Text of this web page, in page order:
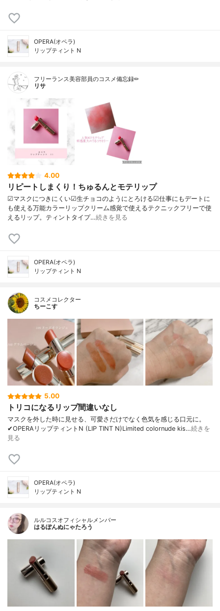
OPERA(オペラ)
リップティント N
フリーランス美容部員のコスメ備忘録✏︎
リサ
4.00
リピートしまくり！ちゅるんとモテリップ
☑︎マスクにつきにくい☑︎生チョコのようにとろける☑︎仕事にもデートに
も使える万能カラーリップクリーム感覚で使えるテクニックフリーで使
えるリップ。ティントタイプ…続きを見る
OPERA(オペラ)
リップティント N
コスメコレクター
ちーこす
5.00
トリコになるリップ間違いなし
マスクを外した時に見せる、可愛さだけでなく色気を感じる口元に。
✔︎OPERAリップティントN (LIP TINT N)Limited colornude kis…続きを
見る
OPERA(オペラ)
リップティント N
ルルコスオフィシャルメンバー
はるぽんぬにゃたろう